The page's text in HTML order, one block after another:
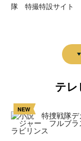
隊 特撮特設サイト
テ
NEW